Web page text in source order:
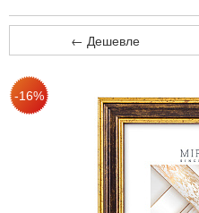
← Дешевле